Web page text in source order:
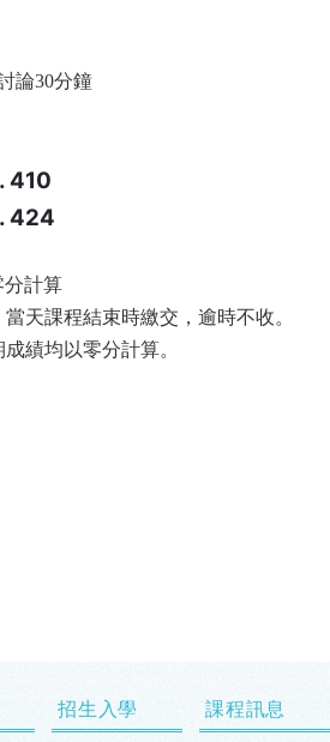
論30分鐘
410
424
分計算
天課程結束時繳交，逾時不收。
績均以零分計算。
招生入學 課程訊息